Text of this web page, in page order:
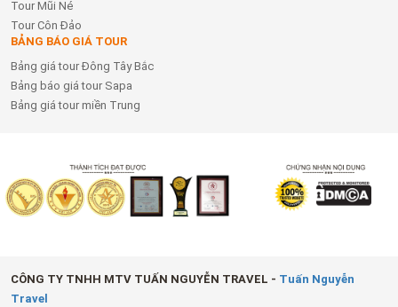
Tour Mũi Né
Tour Côn Đảo
BẢNG BÁO GIÁ TOUR
Bảng giá tour Đông Tây Bắc
Bảng báo giá tour Sapa
Bảng giá tour miền Trung
CÔNG TY TNHH MTV TUẤN NGUYỄN TRAVEL - Tuấn Nguyễn
Travel